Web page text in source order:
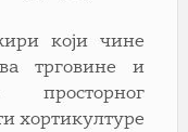
који чине
трговине и
просторног
хортикултуре